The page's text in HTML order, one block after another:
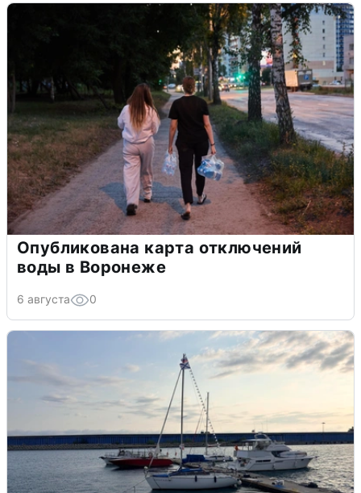
Опубликована карта отключений
воды в Воронеже
6 августа 0